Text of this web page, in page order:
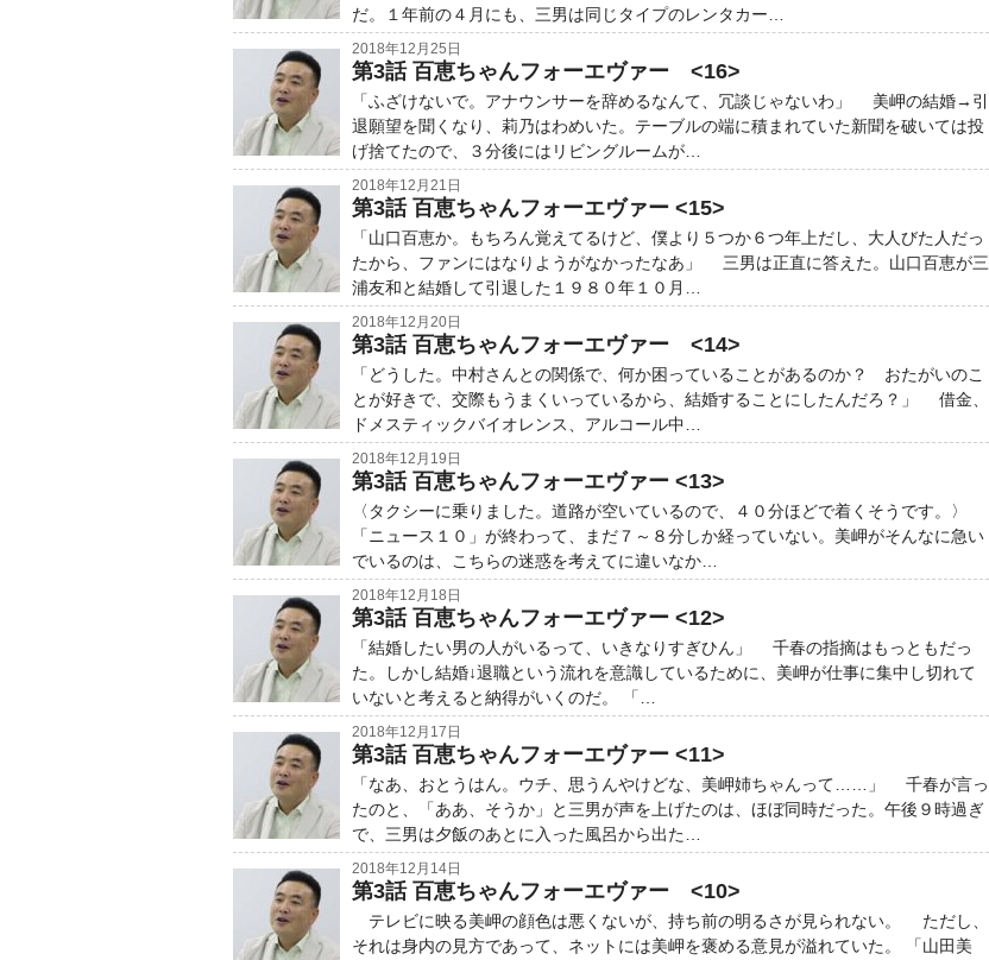
だ。１年前の４月にも、三男は同じタイプのレンタカー…
2018年12月25日
第3話 百恵ちゃんフォーエヴァー <16>
「ふざけないで。アナウンサーを辞めるなんて、冗談じゃないわ」 美岬の結婚→引
退願望を聞くなり、莉乃はわめいた。テーブルの端に積まれていた新聞を破いては投
げ捨てたので、３分後にはリビングルームが…
2018年12月21日
第3話 百恵ちゃんフォーエヴァー <15>
「山口百恵か。もちろん覚えてるけど、僕より５つか６つ年上だし、大人びた人だっ
たから、ファンにはなりようがなかったなあ」 三男は正直に答えた。山口百恵が三
浦友和と結婚して引退した１９８０年１０月…
2018年12月20日
第3話 百恵ちゃんフォーエヴァー <14>
「どうした。中村さんとの関係で、何か困っていることがあるのか？ おたがいのこ
とが好きで、交際もうまくいっているから、結婚することにしたんだろ？」 借金、
ドメスティックバイオレンス、アルコール中…
2018年12月19日
第3話 百恵ちゃんフォーエヴァー <13>
〈タクシーに乗りました。道路が空いているので、４０分ほどで着くそうです。〉
「ニュース１０」が終わって、まだ７～８分しか経っていない。美岬がそんなに急い
でいるのは、こちらの迷惑を考えてに違いなか…
2018年12月18日
第3話 百恵ちゃんフォーエヴァー <12>
「結婚したい男の人がいるって、いきなりすぎひん」 千春の指摘はもっともだっ
た。しかし結婚↓退職という流れを意識しているために、美岬が仕事に集中し切れて
いないと考えると納得がいくのだ。 「…
2018年12月17日
第3話 百恵ちゃんフォーエヴァー <11>
「なあ、おとうはん。ウチ、思うんやけどな、美岬姉ちゃんって……」 千春が言っ
たのと、「ああ、そうか」と三男が声を上げたのは、ほぼ同時だった。午後９時過ぎ
で、三男は夕飯のあとに入った風呂から出た…
2018年12月14日
第3話 百恵ちゃんフォーエヴァー <10>
テレビに映る美岬の顔色は悪くないが、持ち前の明るさが見られない。 ただし、
それは身内の見方であって、ネットには美岬を褒める意見が溢れていた。 「山田美